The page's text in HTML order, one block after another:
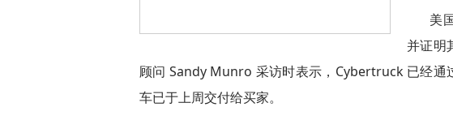
美
并证明
顾问 Sandy Munro 采访时表示，Cybertruck 已经通
车已于上周交付给买家。